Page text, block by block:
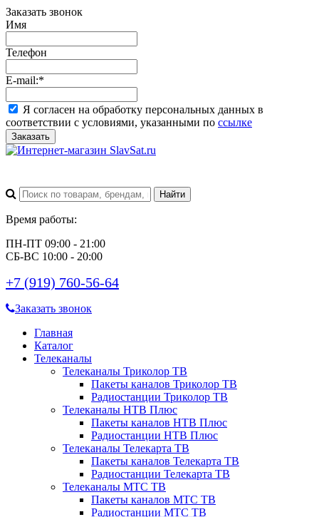
Заказать звонок
Имя
Телефон
E-mail:*
Я согласен на обработку персональных данных в
соответствии с условиями, указанными по ссылке
Заказать
Время работы:
ПН-ПТ 09:00 - 21:00
СБ-ВС 10:00 - 20:00
+7 (919) 760-56-64
Заказать звонок
Главная
Каталог
Телеканалы
Телеканалы Триколор ТВ
Пакеты каналов Триколор ТВ
Радиостанции Триколор ТВ
Телеканалы НТВ Плюс
Пакеты каналов НТВ Плюс
Радиостанции НТВ Плюс
Телеканалы Телекарта ТВ
Пакеты каналов Телекарта ТВ
Радиостанции Телекарта ТВ
Телеканалы МТС ТВ
Пакеты каналов МТС ТВ
Радиостанции МТС ТВ